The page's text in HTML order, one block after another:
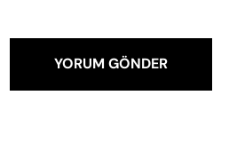
YORUM GÖNDER